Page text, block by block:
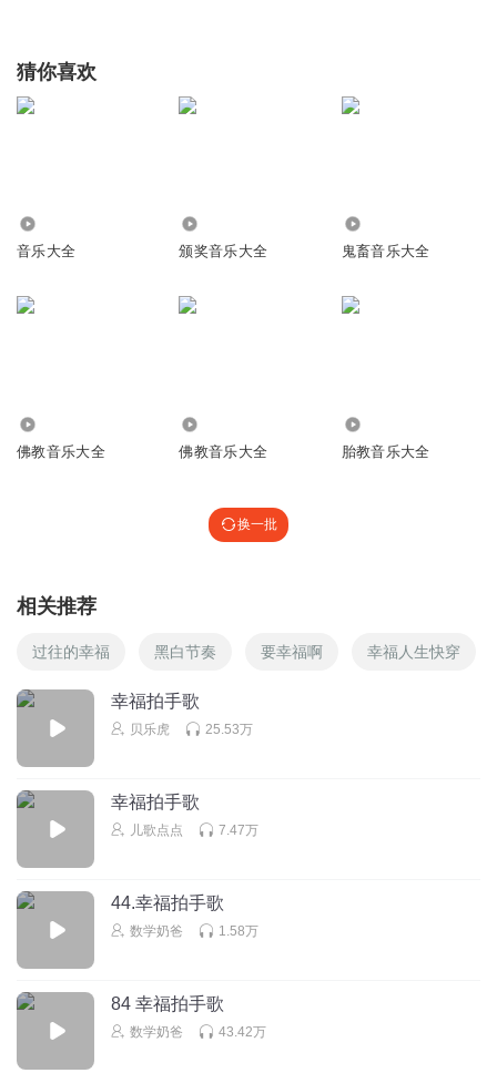
猜你喜欢
音乐大全 颁奖音乐大全 鬼畜音乐大全
佛教音乐大全 佛教音乐大全 胎教音乐大全
换一批
相关推荐
过往的幸福 黑白节奏 要幸福啊 幸福人生快穿
幸福拍手歌
贝乐虎 25.53万
幸福拍手歌
儿歌点点 7.47万
44.幸福拍手歌
数学奶爸 1.58万
84 幸福拍手歌
数学奶爸 43.42万